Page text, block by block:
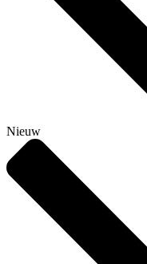
Nieuw